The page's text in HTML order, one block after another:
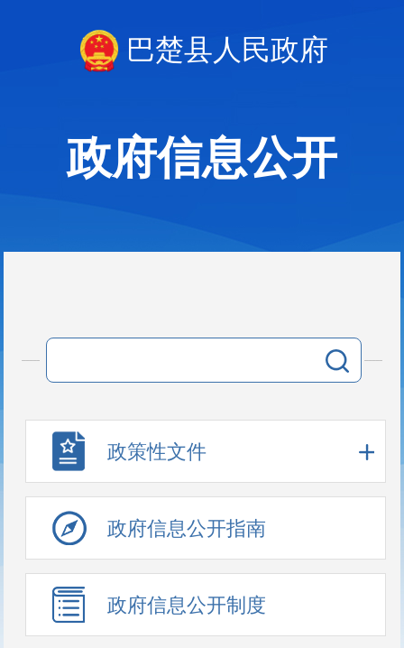
巴楚县人民政府
政府信息公开
政策性文件
政府信息公开指南
政府信息公开制度